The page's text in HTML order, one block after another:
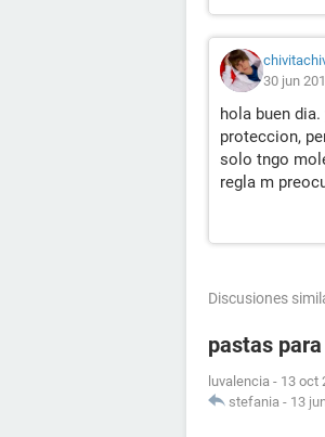
30 jun
hola buen
proteccion,
solo tngo
regla m
Discusiones
pastas
luvalencia - 13 oct
stefania - 13